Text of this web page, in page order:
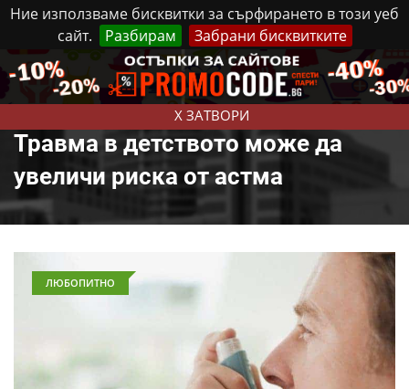
Ние използваме бисквитки за сърфирането в този уеб
сайт.
Разбирам Забрани бисквитките
X ЗАТВОРИ
Четвъртък, 6 Август, 2026 Реклама Контакти
Травма в детството може да
увеличи риска от астма
ЛЮБОПИТНО